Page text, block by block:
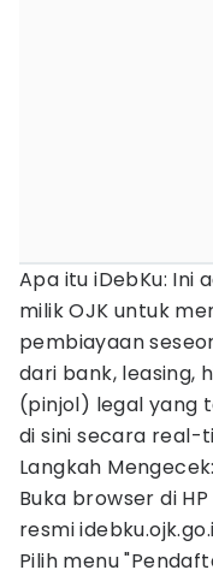
Apa itu iDebKu: Ini
milik OJK untuk
pembiayaan
dari bank, leasing,
(pinjol) legal yang
di sini secara real-
Langkah Mengecek:
Buka browser di
resmi
Pilih menu